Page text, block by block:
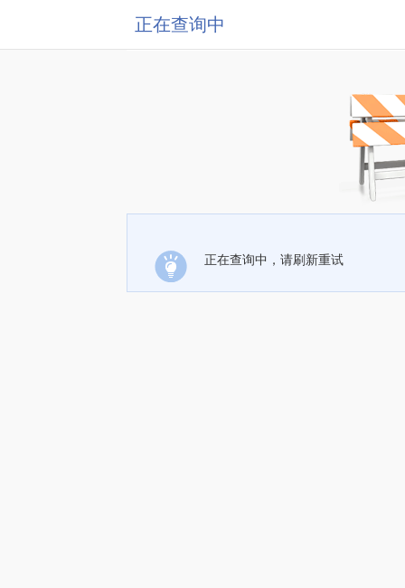
正在查询中
正在查询中，请刷新重试